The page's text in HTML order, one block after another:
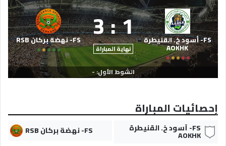
FS- أسود خ. القنيطرة
AOKHK
1
:
3
نهاية المباراة
FS- نهضة بركان RSB
الشوط الأول: -
إحصائيات المباراة
FS- أسود خ. القنيطرة
AOKHK FS- نهضة بركان RSB